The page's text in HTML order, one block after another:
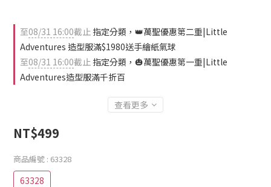
至08/31 16:00截止 指定分類，👑萬聖優惠第二重|Little
Adventures 造型服滿$1980送手繪紙氣球
至08/31 16:00截止 指定分類，🎃萬聖優惠第一重|Little
Adventures造型服滿千折百
查看更多
NT$499
商品編號 : 63328
63328